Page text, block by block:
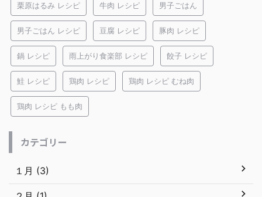
栗原はるみ レシピ 牛肉 レシピ 男子ごはん
男子ごはん レシピ 豆腐 レシピ 豚肉 レシピ
鍋 レシピ 雨上がり食楽部 レシピ 餃子 レシピ
鮭 レシピ 鶏肉 レシピ 鶏肉 レシピ むね肉
鶏肉 レシピ もも肉
カテゴリー
１月 (3)